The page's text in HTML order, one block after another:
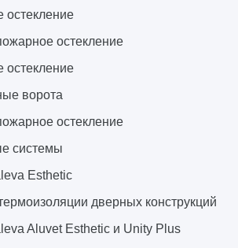
остекление
остекление
остекление
ворота
остекление
системы
Esthetic
дверных конструкций
Aluvet Esthetic и Unity Plus